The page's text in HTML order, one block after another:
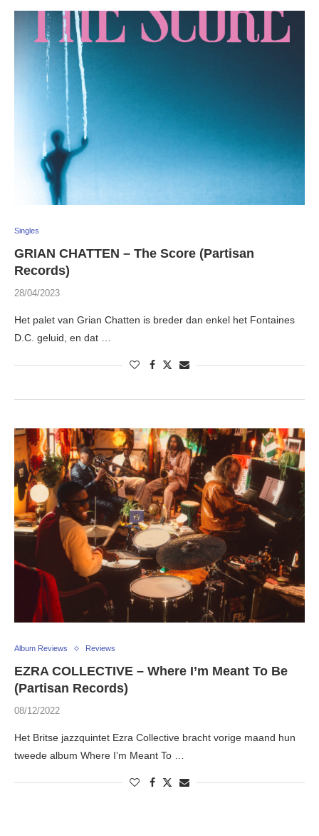
Singles
GRIAN CHATTEN – The Score (Partisan
Records)
28/04/2023
Het palet van Grian Chatten is breder dan enkel het Fontaines
D.C. geluid, en dat …
Album Reviews Reviews
EZRA COLLECTIVE – Where I’m Meant To Be
(Partisan Records)
08/12/2022
Het Britse jazzquintet Ezra Collective bracht vorige maand hun
tweede album Where I’m Meant To …